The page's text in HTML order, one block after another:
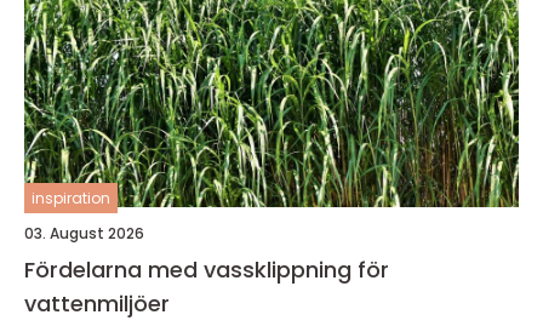
inspiration
03. August 2026
Fördelarna med vassklippning för
vattenmiljöer